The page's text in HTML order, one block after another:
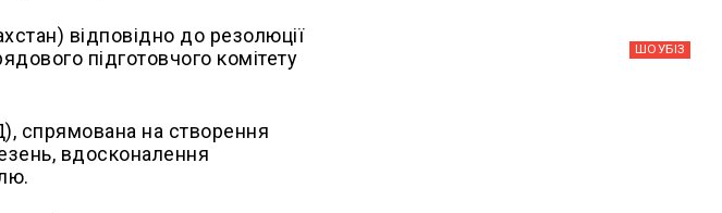
відповідно до резолюції
підготовчого комітету
спрямована на створення
вдосконалення
ШОУБIЗ